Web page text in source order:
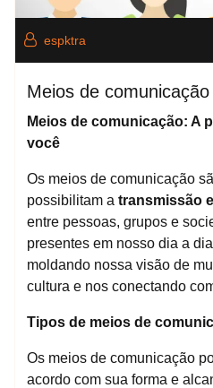
espktra
Meios de comunicação
Meios de comunicação: A
você
Os meios de comunicação
possibilitam a transmissão
entre pessoas, grupos e
presentes em nosso dia a
moldando nossa visão de
cultura e nos conectando
Tipos de meios de
Os meios de comunicação
acordo com sua forma e